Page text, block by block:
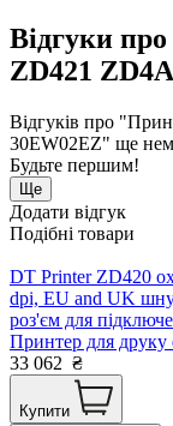
Відгуки
ZD421
Відгуків про
30EW02EZ" ще
Будьте першим!
Ще
Додати відгук
Подібні товари
DT Printer ZD420
dpi, EU and UK
роз'єм для
Принтер для
33 062 ₴
Купити